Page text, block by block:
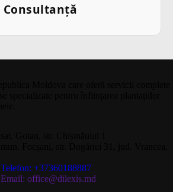
Consultanță
Telefon: +37360188887
Email: office@dilexis.md